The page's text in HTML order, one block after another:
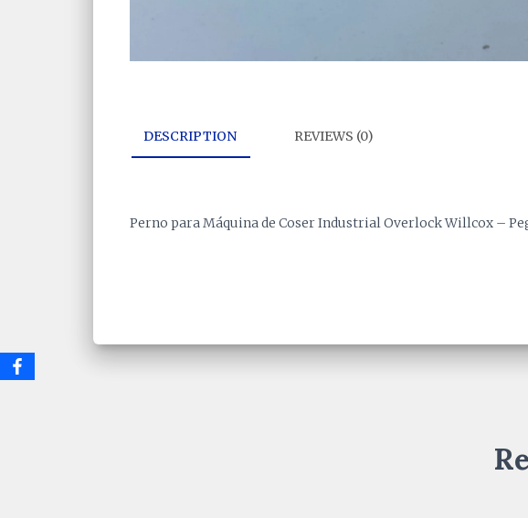
DESCRIPTION REVIEWS (0)
Perno para Máquina de Coser Industrial Overlock Willcox –